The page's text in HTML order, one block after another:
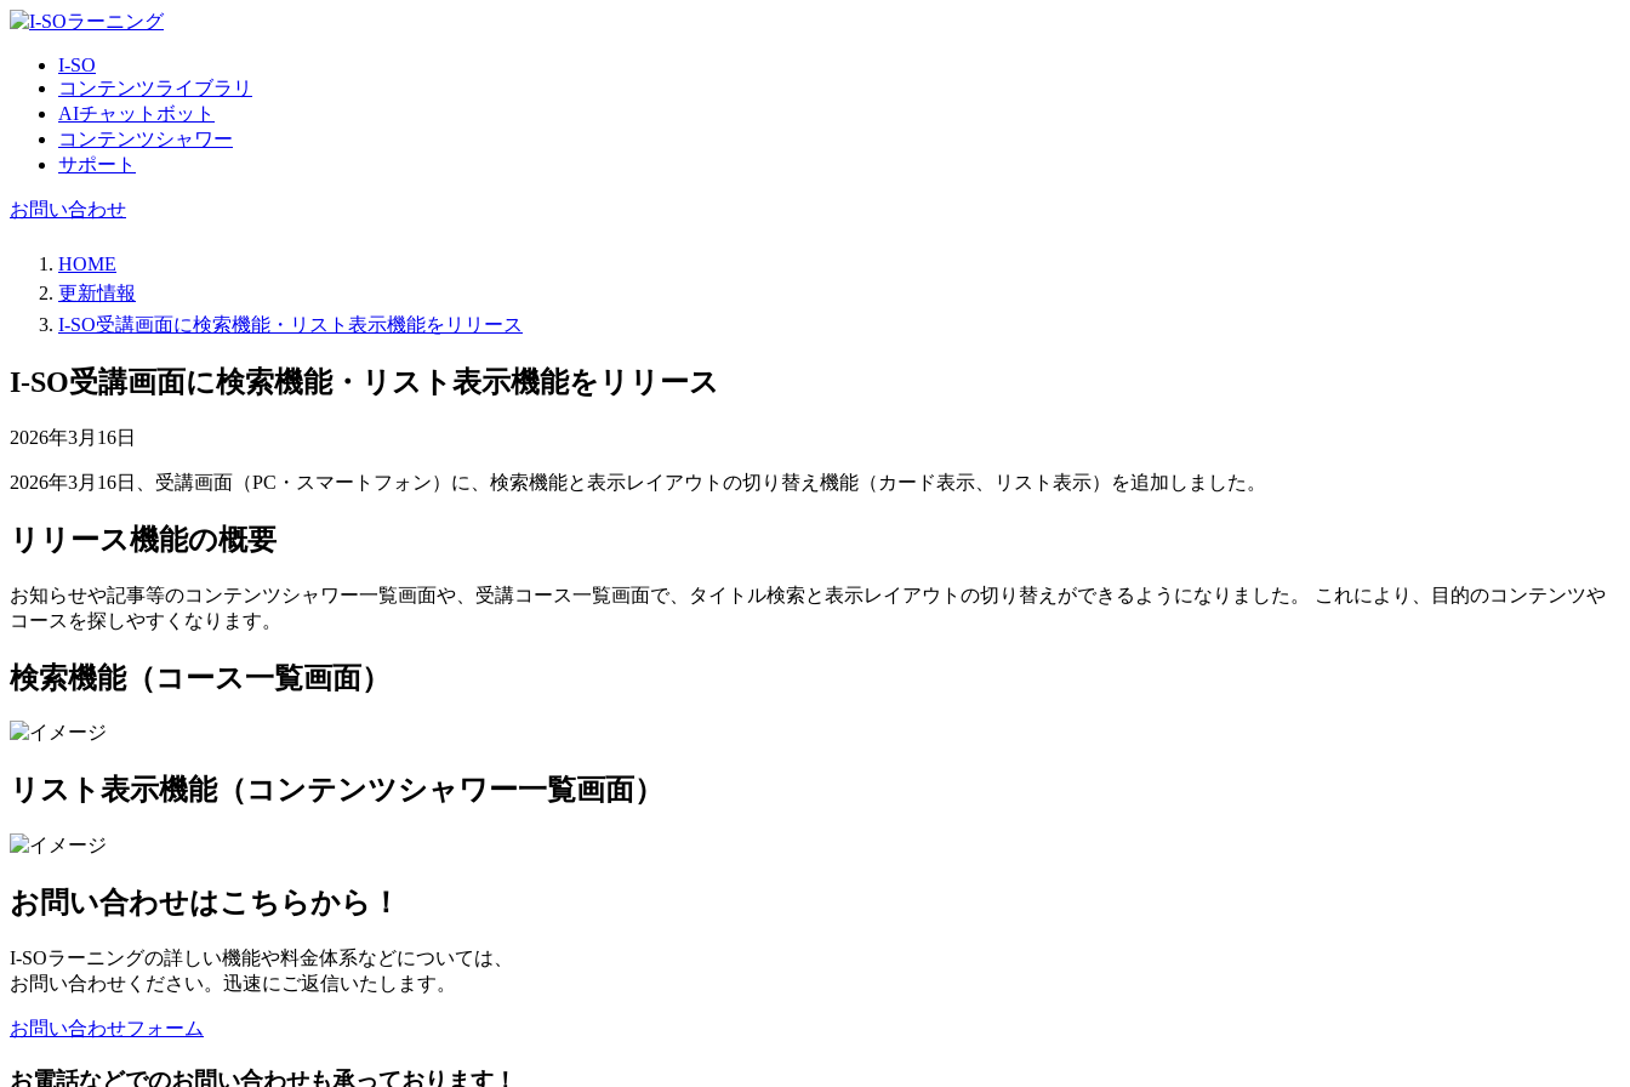
I-SO
コンテンツライブラリ
AIチャットボット
コンテンツシャワー
サポート
お問い合わせ
HOME
更新情報
I-SO受講画面に検索機能・リスト表示機能をリリース
I-SO受講画面に検索機能・リスト表示機能をリリース
2026年3月16日
2026年3月16日、受講画面（PC・スマートフォン）に、検索機能と表示レイアウトの切り替え機能（カード表示、リスト表示）を追加しました。
リリース機能の概要
お知らせや記事等のコンテンツシャワー一覧画面や、受講コース一覧画面で、タイトル検索と表示レイアウトの切り替えができるようになりました。 これにより、目的のコンテンツや
コースを探しやすくなります。
検索機能（コース一覧画面）
リスト表示機能（コンテンツシャワー一覧画面）
お問い合わせはこちらから！
I-SOラーニングの詳しい機能や料金体系などについては、
お問い合わせください。迅速にご返信いたします。
お問い合わせフォーム
お電話などでのお問い合わせも承っております！